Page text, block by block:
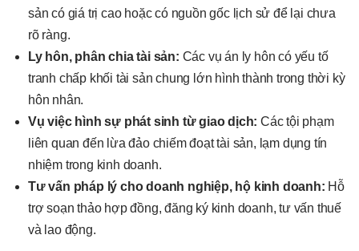
sản có giá trị cao hoặc có nguồn gốc lịch sử để lại chưa
rõ ràng.
Ly hôn, phân chia tài sản: Các vụ án ly hôn có yếu tố
tranh chấp khối tài sản chung lớn hình thành trong thời kỳ
hôn nhân.
Vụ việc hình sự phát sinh từ giao dịch: Các tội phạm
liên quan đến lừa đảo chiếm đoạt tài sản, lạm dụng tín
nhiệm trong kinh doanh.
Tư vấn pháp lý cho doanh nghiệp, hộ kinh doanh: Hỗ
trợ soạn thảo hợp đồng, đăng ký kinh doanh, tư vấn thuế
và lao động.